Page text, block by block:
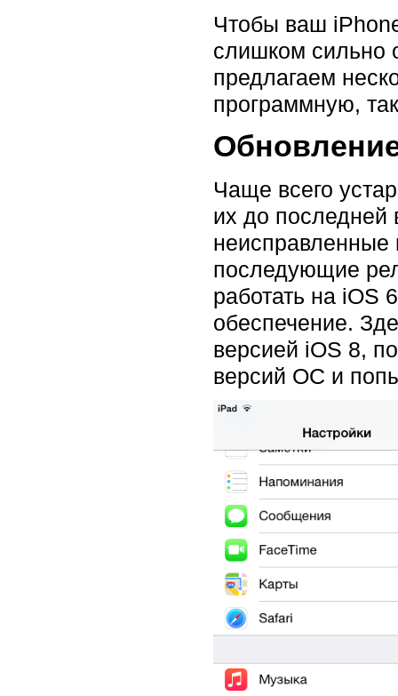
Чтобы ваш
слишком сильно
предлагаем
программную,
Чаще всего
их до последней
неисправленные
последующие
работать на iOS
обеспечение.
версией iOS 8,
версий ОС и